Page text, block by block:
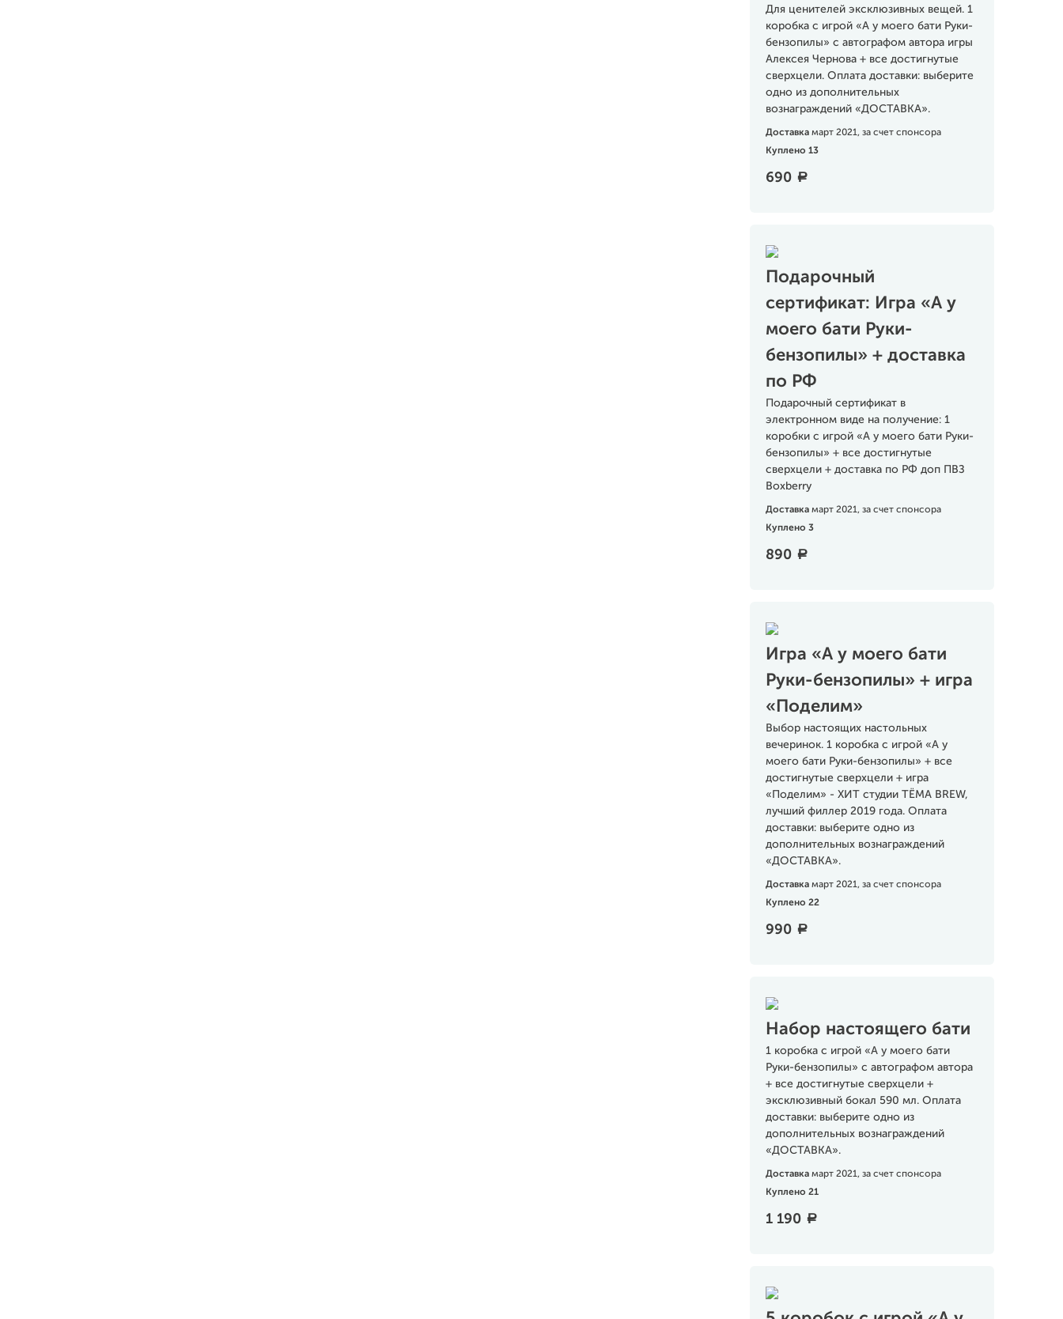
Для ценителей эксклюзивных вещей. 1
коробка с игрой «А у моего бати Руки-
бензопилы» с автографом автора игры
Алексея Чернова + все достигнутые
сверхцели. Оплата доставки: выберите
одно из дополнительных
вознаграждений «ДОСТАВКА».
Доставка март 2021, за счет спонсора
Куплено 13
690 a
Подарочный
сертификат: Игра «А у
моего бати Руки-
бензопилы» + доставка
по РФ
Подарочный сертификат в
электронном виде на получение: 1
коробки с игрой «А у моего бати Руки-
бензопилы» + все достигнутые
сверхцели + доставка по РФ доп ПВЗ
Boxberry
Доставка март 2021, за счет спонсора
Куплено 3
890 a
Игра «А у моего бати
Руки-бензопилы» + игра
«Поделим»
Выбор настоящих настольных
вечеринок. 1 коробка с игрой «А у
моего бати Руки-бензопилы» + все
достигнутые сверхцели + игра
«Поделим» - ХИТ студии ТЁМА BREW,
лучший филлер 2019 года. Оплата
доставки: выберите одно из
дополнительных вознаграждений
«ДОСТАВКА».
Доставка март 2021, за счет спонсора
Куплено 22
990 a
Набор настоящего бати
1 коробка с игрой «А у моего бати
Руки-бензопилы» с автографом автора
+ все достигнутые сверхцели +
эксклюзивный бокал 590 мл. Оплата
доставки: выберите одно из
дополнительных вознаграждений
«ДОСТАВКА».
Доставка март 2021, за счет спонсора
Куплено 21
1 190 a